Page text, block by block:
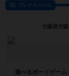
プレイスペース
大阪府大
遊べるボードゲーム